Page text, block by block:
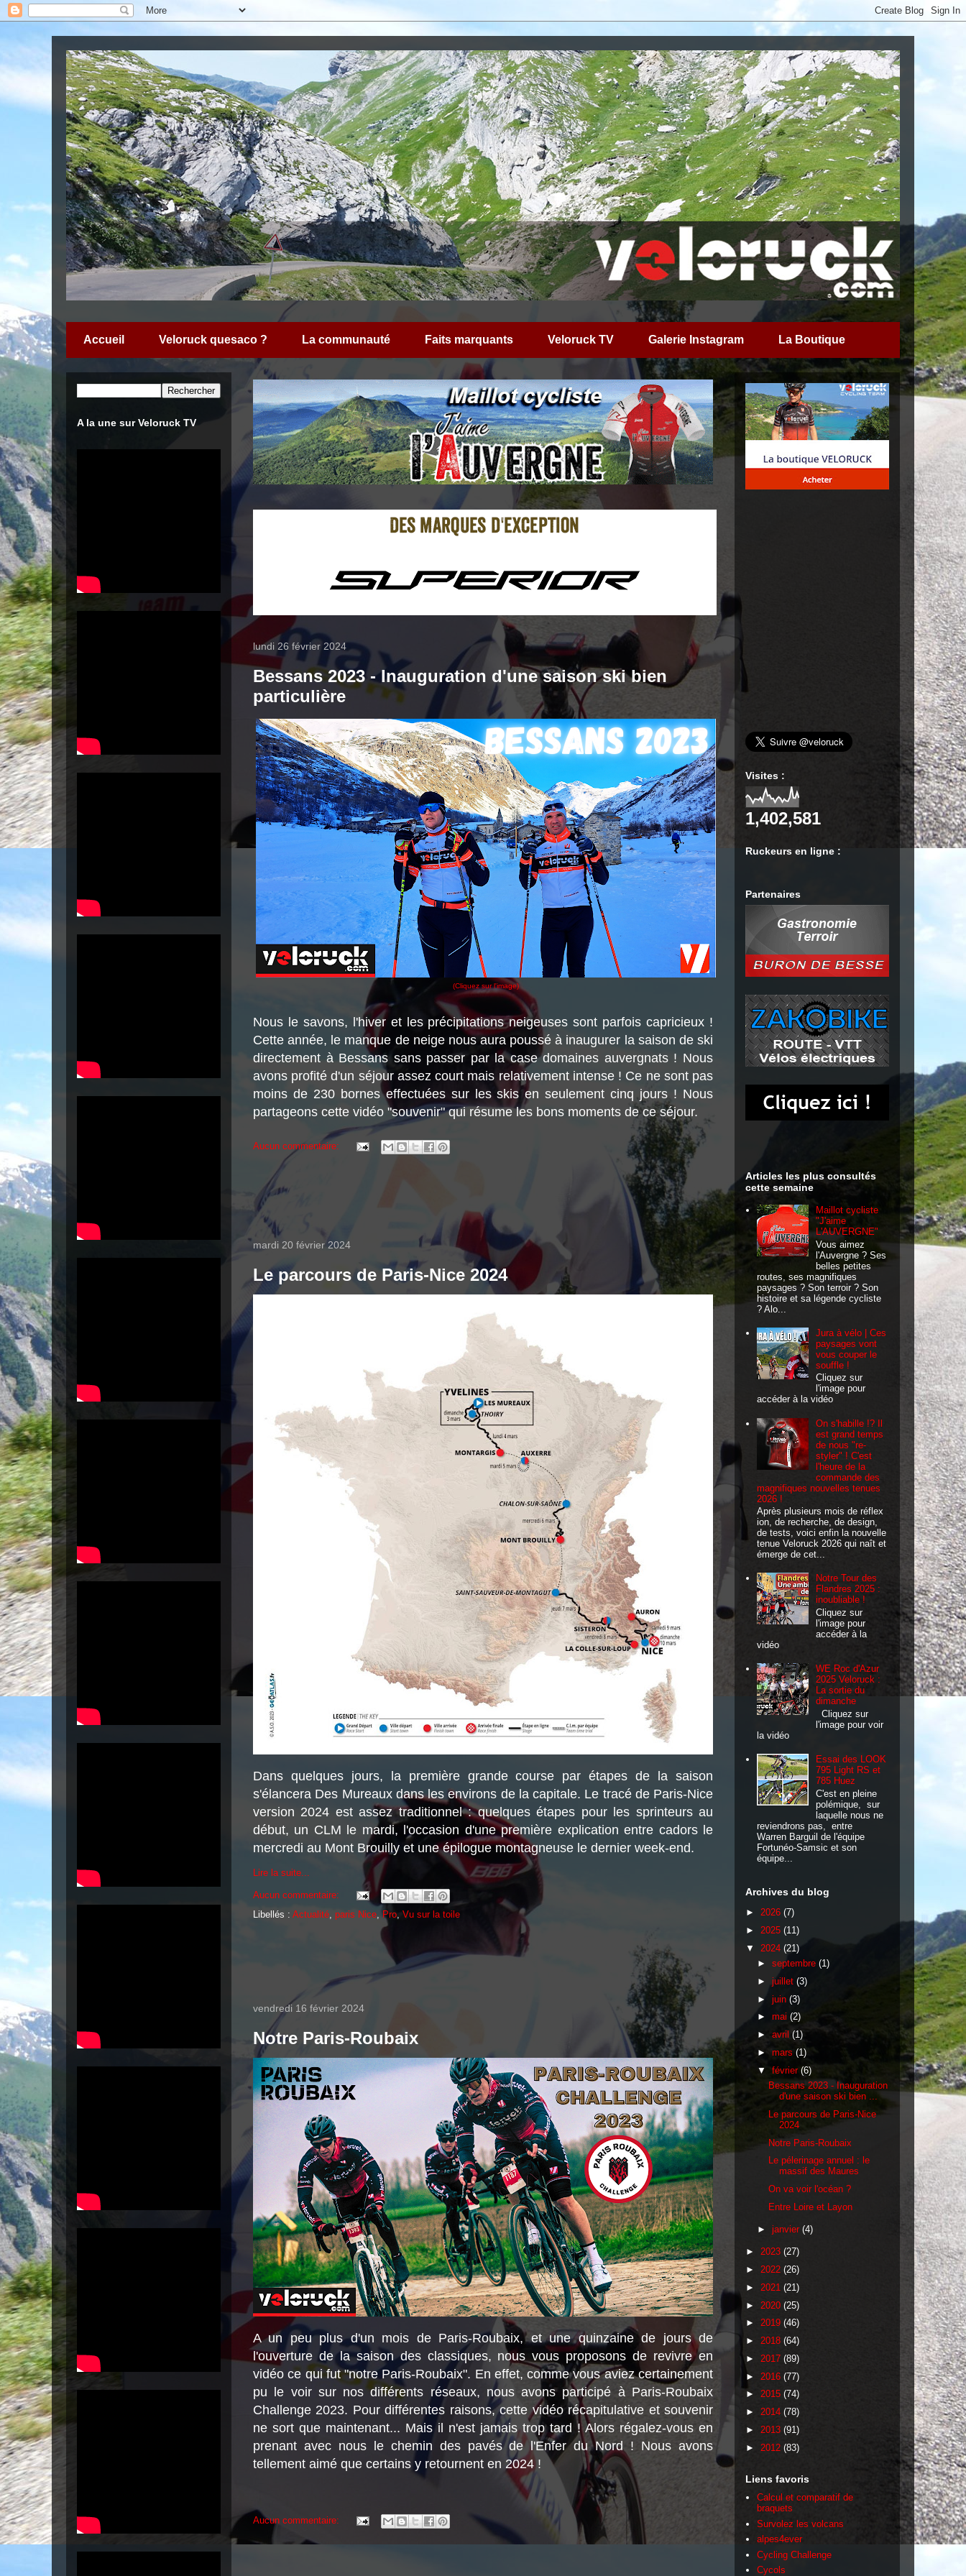
Accueil Veloruck quesaco ? La communauté Faits marquants Veloruck TV Galerie Instagram La Boutique
lundi 26 février 2024
Bessans 2023 - Inauguration d'une saison ski bien
particulière
(Cliquez sur l'image)
Nous le savons, l'hiver et les précipitations neigeuses sont parfois capricieux !
Cette année, le manque de neige nous aura poussé à inaugurer la saison de ski
directement à Bessans sans passer par la case domaines auvergnats ! Nous
avons profité d'un séjour assez court mais relativement intense ! Ce ne sont pas
moins de 230 bornes effectuées sur les skis en seulement cinq jours ! Nous
partageons cette vidéo "souvenir" qui résume les bons moments de ce séjour.
Aucun commentaire:
mardi 20 février 2024
Le parcours de Paris-Nice 2024
Dans quelques jours, la première grande course par étapes de la saison
s'élancera Des Mureaux dans les environs de la capitale. Le tracé de Paris-Nice
version 2024 est assez traditionnel : quelques étapes pour les sprinteurs au
début, un CLM le mardi, l'occasion d'une première explication entre cadors le
mercredi au Mont Brouilly et une épilogue montagneuse le dernier week-end.
Lire la suite...
Aucun commentaire:
Libellés : Actualité paris Nice Pro Vu sur la toile
vendredi 16 février 2024
Notre Paris-Roubaix
A un peu plus d'un mois de Paris-Roubaix, et une quinzaine de jours de
l'ouverture de la saison des classiques, nous vous proposons de revivre en
vidéo ce qui fut "notre Paris-Roubaix". En effet, comme vous aviez certainement
pu le voir sur nos différents réseaux, nous avons participé à Paris-Roubaix
Challenge 2023. Pour différentes raisons, cette vidéo récapitulative et souvenir
ne sort que maintenant... Mais il n'est jamais trop tard ! Alors régalez-vous en
prenant avec nous le chemin des pavés de l'Enfer du Nord ! Nous avons
tellement aimé que certains y retournent en 2024 !
Aucun commentaire:
A la une sur Veloruck TV
Visites :
1,402,581
Ruckeurs en ligne :
Partenaires
Articles les plus consultés
cette semaine
Maillot cycliste
"J'aime
L'AUVERGNE"
Vous aimez
l'Auvergne ? Ses
belles petites
routes, ses magnifiques
paysages ? Son terroir ? Son
histoire et sa légende cycliste
? Alo...
Jura à vélo | Ces
paysages vont
vous couper le
souffle !
Cliquez sur
l'image pour
accéder à la vidéo
On s'habille !? Il
est grand temps
de nous "re-
styler" ! C'est
l'heure de la
commande des
magnifiques nouvelles tenues
2026 !
Après plusieurs mois de réflex
ion, de recherche, de design,
de tests, voici enfin la nouvelle
tenue Veloruck 2026 qui naît et
émerge de cet...
Notre Tour des
Flandres 2025 :
inoubliable !
Cliquez sur
l'image pour
accéder à la
vidéo
WE Roc d'Azur
2025 Veloruck :
La sortie du
dimanche
Cliquez sur
l'image pour voir
la vidéo
Essai des LOOK
795 Light RS et
785 Huez
C'est en pleine
polémique, sur
laquelle nous ne
reviendrons pas, entre
Warren Barguil de l'équipe
Fortunéo-Samsic et son
équipe...
Archives du blog
► 2026 (7)
► 2025 (11)
▼ 2024 (21)
► septembre (1)
► juillet (3)
► juin (3)
► mai (2)
► avril(1)
► mars (1)
▼ février (6)
Bessans 2023 - Inauguration
d'une saison ski bien ...
Le parcours de Paris-Nice
2024
Notre Paris-Roubaix
Le pélerinage annuel : le
massif des Maures
On va voir l'océan ?
Entre Loire et Layon
► janvier (4)
► 2023 (27)
► 2022 (26)
► 2021 (21)
► 2020 (25)
► 2019 (46)
► 2018 (64)
► 2017 (89)
► 2016 (77)
► 2015 (74)
► 2014 (78)
► 2013 (91)
► 2012 (83)
Liens favoris
Calcul et comparatif de
braquets
Survolez les volcans
alpes4ever
Cycling Challenge
Cycols